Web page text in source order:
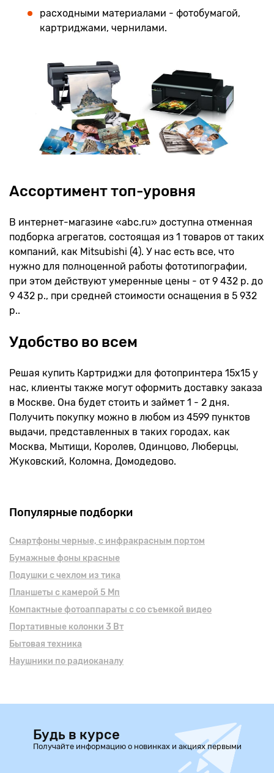
расходными материалами - фотобумагой,
картриджами, чернилами.
Ассортимент топ-уровня
В интернет-магазине «abc.ru» доступна отменная
подборка агрегатов, состоящая из 1 товаров от таких
компаний, как Mitsubishi (4). У нас есть все, что
нужно для полноценной работы фототипографии,
при этом действуют умеренные цены - от 9 432 р. до
9 432 р., при средней стоимости оснащения в 5 932
р..
Удобство во всем
Решая купить Картриджи для фотопринтера 15x15 у
нас, клиенты также могут оформить доставку заказа
в Москве. Она будет стоить и займет 1 - 2 дня.
Получить покупку можно в любом из 4599 пунктов
выдачи, представленных в таких городах, как
Москва, Мытищи, Королев, Одинцово, Люберцы,
Жуковский, Коломна, Домодедово.
Популярные подборки
Смартфоны черные, с инфракрасным портом
Бумажные фоны красные
Подушки с чехлом из тика
Планшеты с камерой 5 Мп
Компактные фотоаппараты с со съемкой видео
Портативные колонки 3 Вт
Бытовая техника
Наушники по радиоканалу
Будь в курсе
Получайте информацию о новинках и акциях первыми